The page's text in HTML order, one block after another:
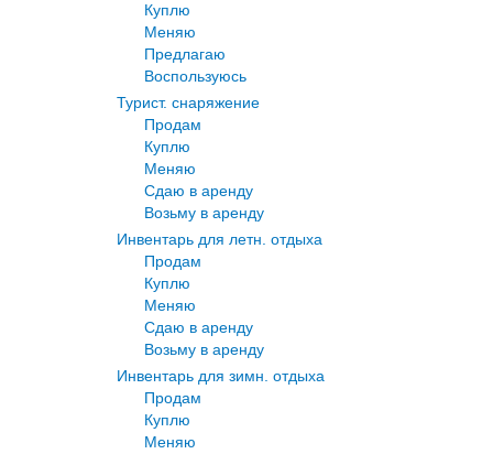
Куплю
Меняю
Предлагаю
Воспользуюсь
Турист. снаряжение
Продам
Куплю
Меняю
Сдаю в аренду
Возьму в аренду
Инвентарь для летн. отдыха
Продам
Куплю
Меняю
Сдаю в аренду
Возьму в аренду
Инвентарь для зимн. отдыха
Продам
Куплю
Меняю